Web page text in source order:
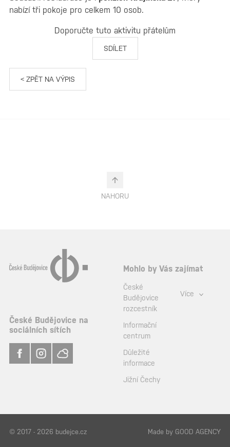
nabízí tři pokoje pro celkem 10 osob.
Doporučte tuto aktivitu přátelům
SDÍLET
< ZPĚT NA VÝPIS
NAHORU
České Budějovice na
sociálních sítích
Mohlo by Vás zajímat
České
Budějovice
rozcestník
Informační
centrum
Důležité
informace
Jižní Čechy
Více
© 2017 - 2026 budejce.cz Made by GOOD AGENCY